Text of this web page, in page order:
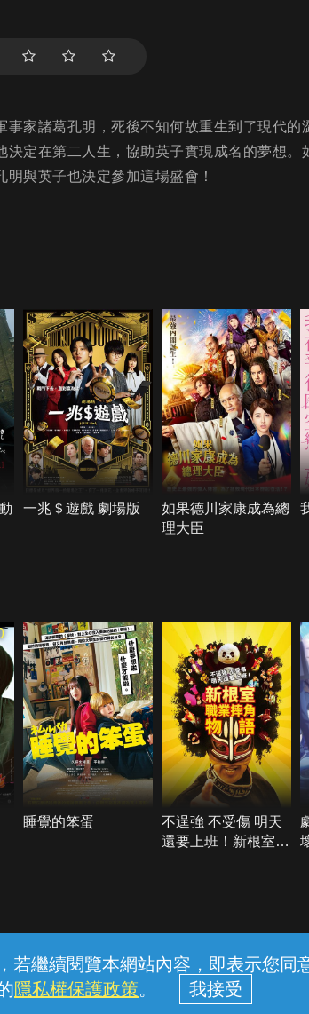
繼續閱覽本網站內容，即表示您同
隱私權保護政策。
事家諸葛孔明，死後不知何故重生到了現代
決定在第二人生，協助英子實現成名的夢想。
與英子也決定參加這場盛會！
一兆＄遊戲 劇場版
如果德川家康成為總
理大臣
睡覺的笨蛋
不逞強 不受傷 明天
還要上班！新根室職
服務條款 隱私權保護
公司 (統一編號：96979949) © 2026